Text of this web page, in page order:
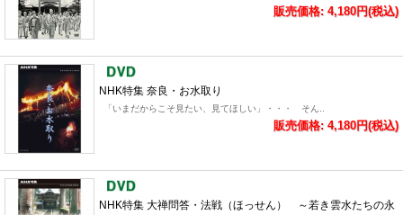
販売価格: 4,180円(税込)
NHK特集 奈良・お水取り
「いまだからこそ見たい、見てほしい」・・・ そん..
販売価格: 4,180円(税込)
NHK特集 大禅問答・法戦（ほっせん） ～若き雲水たちの永